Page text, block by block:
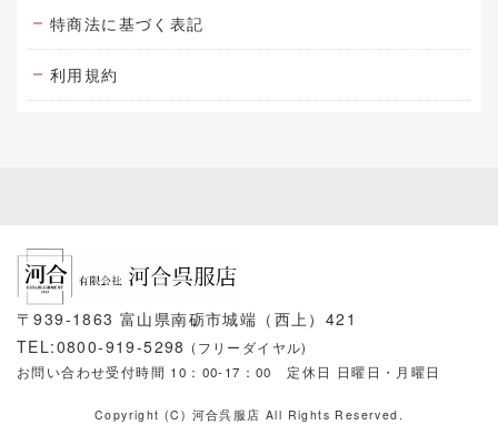
特商法に基づく表記
利用規約
〒939-1863 富山県南砺市城端（西上）421
TEL:0800-919-5298(フリーダイヤル)
お問い合わせ受付時間 10：00-17：00 定休日 日曜日・月曜日
Copyright (C) 河合呉服店 All Rights Reserved.